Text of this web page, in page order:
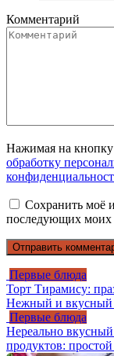
Комментарий
Нажимая на кнопку
обработку
Сохранить моё
последующих моих
Первые блюда
Торт Тирамису:
Нежный и вкусный
Первые блюда
Нереально
продуктов: